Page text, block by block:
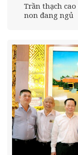
Trần thạch
non đang ngủ